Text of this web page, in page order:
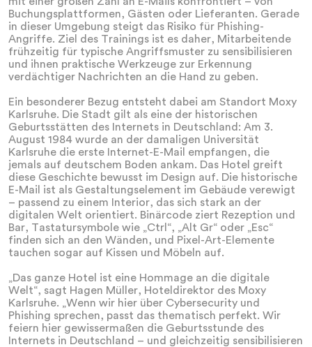
Buchungsplattformen, Gästen oder Lieferanten. Gerade
in dieser Umgebung steigt das Risiko für Phishing-
Angriffe. Ziel des Trainings ist es daher, Mitarbeitende
frühzeitig für typische Angriffsmuster zu sensibilisieren
und ihnen praktische Werkzeuge zur Erkennung
verdächtiger Nachrichten an die Hand zu geben.
Ein besonderer Bezug entsteht dabei am Standort Moxy
Karlsruhe. Die Stadt gilt als eine der historischen
Geburtsstätten des Internets in Deutschland: Am 3.
August 1984 wurde an der damaligen Universität
Karlsruhe die erste Internet-E-Mail empfangen, die
jemals auf deutschem Boden ankam. Das Hotel greift
diese Geschichte bewusst im Design auf. Die historische
E-Mail ist als Gestaltungselement im Gebäude verewigt
– passend zu einem Interior, das sich stark an der
digitalen Welt orientiert. Binärcode ziert Rezeption und
Bar, Tastatursymbole wie „Ctrl“, „Alt Gr“ oder „Esc“
finden sich an den Wänden, und Pixel-Art-Elemente
tauchen sogar auf Kissen und Möbeln auf.
„Das ganze Hotel ist eine Hommage an die digitale
Welt“, sagt Hagen Müller, Hoteldirektor des Moxy
Karlsruhe. „Wenn wir hier über Cybersecurity und
Phishing sprechen, passt das thematisch perfekt. Wir
feiern hier gewissermaßen die Geburtsstunde des
Internets in Deutschland – und gleichzeitig sensibilisieren